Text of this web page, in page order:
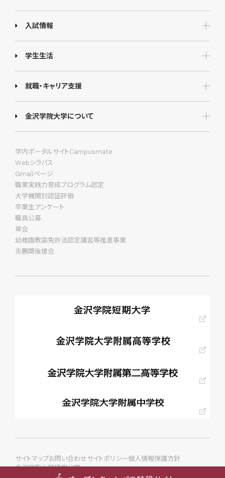
入試情報
学生生活
就職・キャリア支援
金沢学院大学について
学内ポータルサイトCampusmate
Webシラバス
Gmailページ
職業実践力育成プログラム認定
大学機関別認証評価
卒業生アンケート
職員公募
翠会
幼稚園教諭免許法認定講習等推進事業
炎鵬関後援会
サイトマップお問い合わせサイトポリシー個人情報保護方針
金沢学院大学情報公開
© KANAZAWA GAKUIN Univ. All rights reserved.